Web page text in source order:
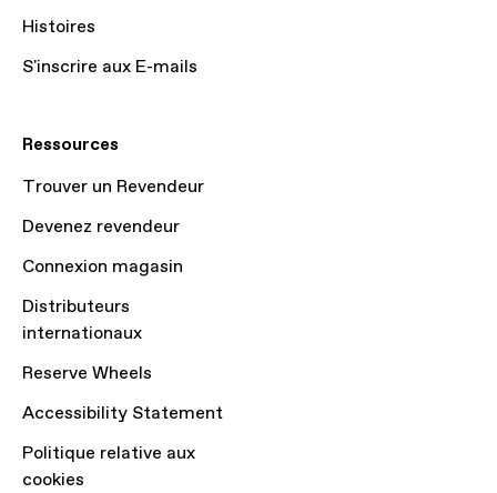
Histoires
S'inscrire aux E-mails
Ressources
Trouver un Revendeur
Devenez revendeur
Connexion magasin
Distributeurs
internationaux
Reserve Wheels
Accessibility Statement
Politique relative aux
cookies